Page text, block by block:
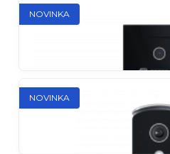
IP Direct
IP Direct
NOVINKA
NOVINKA